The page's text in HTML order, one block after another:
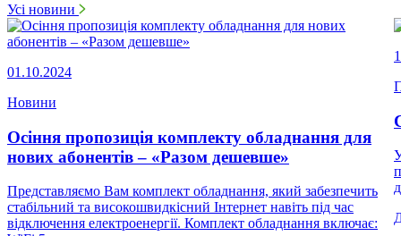
Усі новини
01.10.2024
Новини
Осіння пропозиція комплекту обладнання для
нових абонентів – «Разом дешевше»
Представляємо Вам комплект обладнання, який забезпечить
стабільний та високошвидкісний Інтернет навіть під час
відключення електроенергії. Комплект обладнання включає: